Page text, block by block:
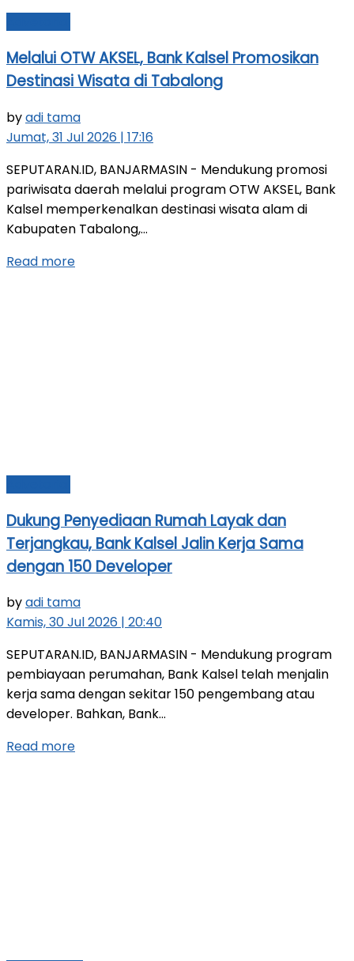
Melalui OTW AKSEL, Bank Kalsel Promosikan
Destinasi Wisata di Tabalong
byadi tama
Jumat, 31 Jul 2026 | 17:16
SEPUTARAN.ID, BANJARMASIN - Mendukung promosi
pariwisata daerah melalui program OTW AKSEL, Bank
Kalsel memperkenalkan destinasi wisata alam di
Kabupaten Tabalong,...
Read more
Dukung Penyediaan Rumah Layak dan
Terjangkau, Bank Kalsel Jalin Kerja Sama
dengan 150 Developer
byadi tama
Kamis, 30 Jul 2026 | 20:40
SEPUTARAN.ID, BANJARMASIN - Mendukung program
pembiayaan perumahan, Bank Kalsel telah menjalin
kerja sama dengan sekitar 150 pengembang atau
developer. Bahkan, Bank...
Read more